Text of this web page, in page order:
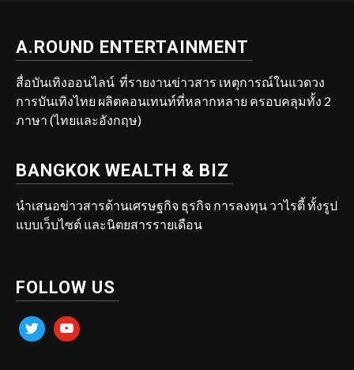
A.ROUND ENTERTAINMENT
สื่อบันเทิงออนไลน์ ที่รายงานข่าวสาร เหตุการณ์ในแวดวง
การบันเทิงไทย ผลิตคอนเทนท์ที่หลากหลาย ครอบคลุมทั้ง 2
ภาษา (ไทยและอังกฤษ)
BANGKOK WEALTH & BIZ
นำเสนอข่าวสารด้านเศรษฐกิจ ธุรกิจ การลงทุน วาไรตี้ ทั้งรูป
แบบเว็บไซต์ และนิตยสารรายเดือน
FOLLOW US
twitter youtube